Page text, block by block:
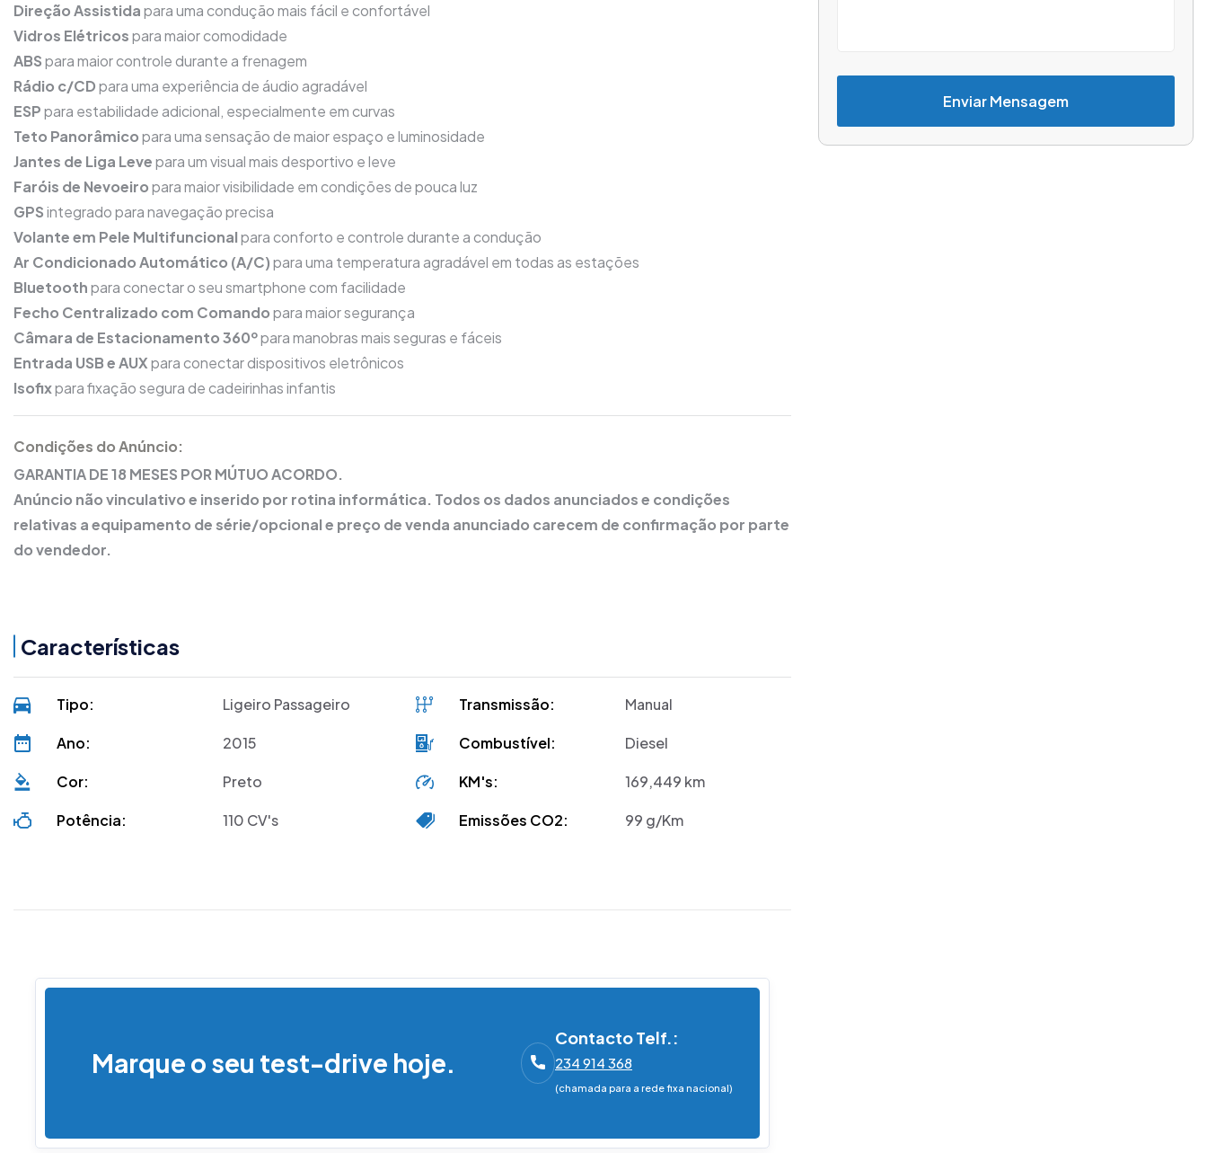
Direção Assistidapara uma condução mais fácil e confortável
Vidros Elétricospara maior comodidade
ABSpara maior controle durante a frenagem
Rádio c/CDpara uma experiência de áudio agradável
ESPpara estabilidade adicional, especialmente em curvas
Teto Panorâmicopara uma sensação de maior espaço e luminosidade
Jantes de Liga Levepara um visual mais desportivo e leve
Faróis de Nevoeiropara maior visibilidade em condições de pouca luz
GPSintegrado para navegação precisa
Volante em Pele Multifuncionalpara conforto e controle durante a condução
Ar Condicionado Automático (A/C)para uma temperatura agradável em todas as estações
Bluetoothpara conectar o seu smartphone com facilidade
Fecho Centralizado com Comandopara maior segurança
Câmara de Estacionamento 360ºpara manobras mais seguras e fáceis
Entrada USB e AUXpara conectar dispositivos eletrônicos
Isofixpara fixação segura de cadeirinhas infantis
Condições do Anúncio:
GARANTIA DE 18 MESES POR MÚTUO ACORDO.
Anúncio não vinculativo e inserido por rotina informática. Todos os dados anunciados e condições
relativas a equipamento de série/opcional e preço de venda anunciado carecem de confirmação por parte
do vendedor.
Características
Tipo: Ligeiro Passageiro Transmissão: Manual
Ano: 2015 Combustível: Diesel
Cor: Preto KM's: 169,449 km
Potência: 110 CV's Emissões CO2: 99 g/Km
Marque o seu test-drive hoje.
Contacto Telf.:
234 914 368
(chamada para a rede fixa nacional)